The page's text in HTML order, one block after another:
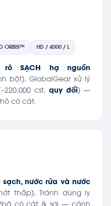
D ORBIS™ HD / 4000 / L
rô SẠCH hạ nguồn
bột). GlobalGear xử lý
cst,quy đổi) —
có cát.
sạch, nước rửa và nước
thấp). Tránh dùng ly